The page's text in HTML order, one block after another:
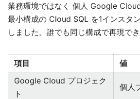
業務環境ではなく 個人 Google
最小構成の Cloud SQL を1インスタ
しました。誰でも同じ構成で再現でき
項目
値
Google Cloud プロジェク
ト
個人